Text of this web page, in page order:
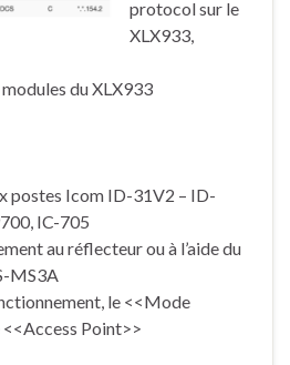
protocol sur le
XLX933,
du XLX933
postes Icom ID-31V2 – ID-
IC-705
au réflecteur ou à l’aide du
MS3A
le <<Mode
Point>>